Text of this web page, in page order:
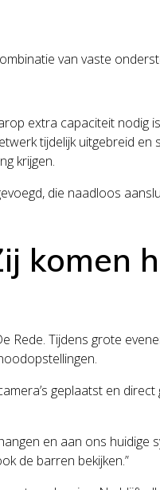
van vaste
extra capaciteit nodig
tijdelijk uitgebreid en
krijgen.
die naadloos
komen
Rede. Tijdens grote
geplaatst en
en aan ons huidige
de barren bekijken.”